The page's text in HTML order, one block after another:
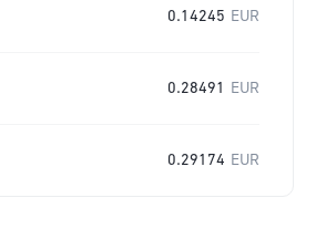
0.14245 EUR
0.28491 EUR
0.29174 EUR